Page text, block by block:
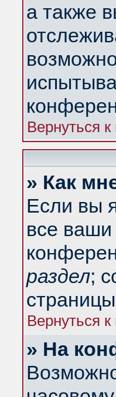
а также
Вернуться к
» Как
Если вы
все ваши
раздел;
Вернуться к
» На